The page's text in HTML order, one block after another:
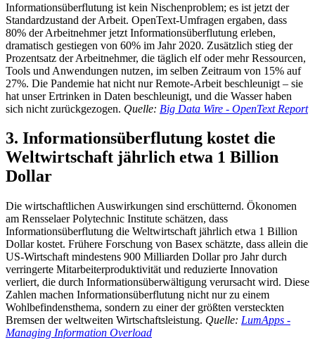
Informationsüberflutung ist kein Nischenproblem; es ist jetzt der
Standardzustand der Arbeit. OpenText-Umfragen ergaben, dass
80% der Arbeitnehmer jetzt Informationsüberflutung erleben,
dramatisch gestiegen von 60% im Jahr 2020. Zusätzlich stieg der
Prozentsatz der Arbeitnehmer, die täglich elf oder mehr Ressourcen,
Tools und Anwendungen nutzen, im selben Zeitraum von 15% auf
27%. Die Pandemie hat nicht nur Remote-Arbeit beschleunigt – sie
hat unser Ertrinken in Daten beschleunigt, und die Wasser haben
sich nicht zurückgezogen. Quelle: Big Data Wire - OpenText Report
3. Informationsüberflutung kostet die
Weltwirtschaft jährlich etwa 1 Billion
Dollar
Die wirtschaftlichen Auswirkungen sind erschütternd. Ökonomen
am Rensselaer Polytechnic Institute schätzen, dass
Informationsüberflutung die Weltwirtschaft jährlich etwa 1 Billion
Dollar kostet. Frühere Forschung von Basex schätzte, dass allein die
US-Wirtschaft mindestens 900 Milliarden Dollar pro Jahr durch
verringerte Mitarbeiterproduktivität und reduzierte Innovation
verliert, die durch Informationsüberwältigung verursacht wird. Diese
Zahlen machen Informationsüberflutung nicht nur zu einem
Wohlbefindensthema, sondern zu einer der größten versteckten
Bremsen der weltweiten Wirtschaftsleistung. Quelle: LumApps -
Managing Information Overload